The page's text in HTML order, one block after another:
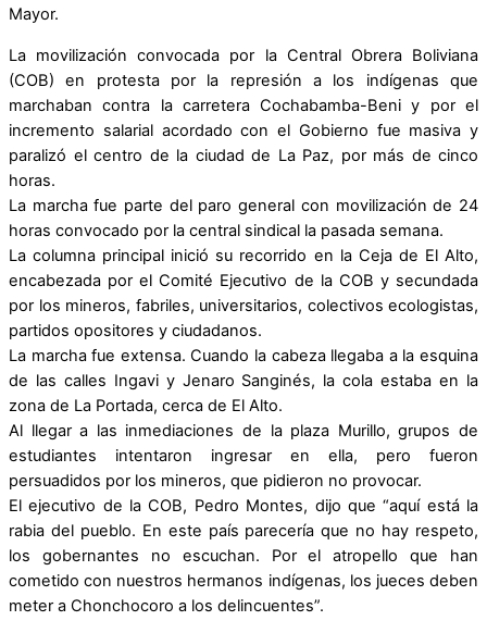
Mayor.
La movilización convocada por la Central Obrera Boliviana
(COB) en protesta por la represión a los indígenas que
marchaban contra la carretera Cochabamba-Beni y por el
incremento salarial acordado con el Gobierno fue masiva y
paralizó el centro de la ciudad de La Paz, por más de cinco
horas.
La marcha fue parte del paro general con movilización de 24
horas convocado por la central sindical la pasada semana.
La columna principal inició su recorrido en la Ceja de El Alto,
encabezada por el Comité Ejecutivo de la COB y secundada
por los mineros, fabriles, universitarios, colectivos ecologistas,
partidos opositores y ciudadanos.
La marcha fue extensa. Cuando la cabeza llegaba a la esquina
de las calles Ingavi y Jenaro Sanginés, la cola estaba en la
zona de La Portada, cerca de El Alto.
Al llegar a las inmediaciones de la plaza Murillo, grupos de
estudiantes intentaron ingresar en ella, pero fueron
persuadidos por los mineros, que pidieron no provocar.
El ejecutivo de la COB, Pedro Montes, dijo que “aquí está la
rabia del pueblo. En este país parecería que no hay respeto,
los gobernantes no escuchan. Por el atropello que han
cometido con nuestros hermanos indígenas, los jueces deben
meter a Chonchocoro a los delincuentes”.